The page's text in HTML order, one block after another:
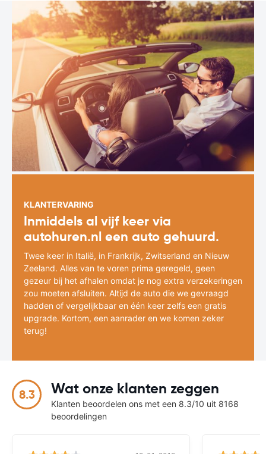
KLANTERVARING
Inmiddels al vijf keer via
autohuren.nl een auto gehuurd.
Twee keer in Italië, in Frankrijk, Zwitserland en Nieuw
Zeeland. Alles van te voren prima geregeld, geen
gezeur bij het afhalen omdat je nog extra verzekeringen
zou moeten afsluiten. Altijd de auto die we gevraagd
hadden of vergelijkbaar en één keer zelfs een gratis
upgrade. Kortom, een aanrader en we komen zeker
terug!
8.3 Wat onze klanten zeggen
Klanten beoordelen ons met een 8.3/10 uit 8168
beoordelingen